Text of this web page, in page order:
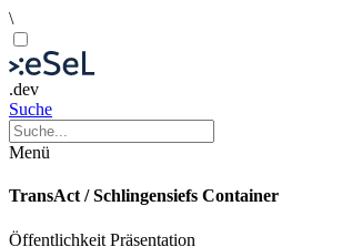
\
.dev
Suche
Menü
TransAct / Schlingensiefs Container
Öffentlichkeit Präsentation